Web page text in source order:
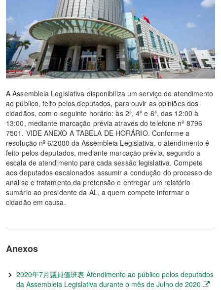
A Assembleia Legislativa disponibiliza um serviço de atendimento
ao público, feito pelos deputados, para ouvir as opiniões dos
cidadãos, com o seguinte horário: às 2ª, 4ª e 6ª, das 12:00 à
13:00, mediante marcação prévia através do telefone nº 8796
7501. VIDE ANEXO A TABELA DE HORÁRIO. Conforme a
resolução nº 6/2000 da Assembleia Legislativa, o atendimento é
feito pelos deputados, mediante marcação prévia, segundo a
escala de atendimento para cada sessão legislativa. Compete
aos deputados escalonados assumir a condução do processo de
análise e tratamento da pretensão e entregar um relatório
sumário ao presidente da AL, a quem compete informar o
cidadão em causa.
Anexos
2020年7月議員值班表 Atendimento ao público pelos deputados
da Assembleia Legislativa durante o mês de Julho de 2020